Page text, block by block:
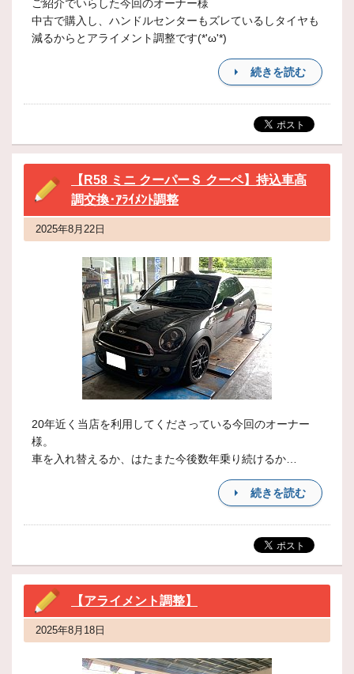
ご紹介でいらした今回のオーナー様
中古で購入し、ハンドルセンターもズレているしタイヤも
減るからとアライメント調整です(*'ω'*)
続きを読む
【R58 ミニ クーパーＳ クーペ】持込車高
調交換･ｱﾗｲﾒﾝﾄ調整
2025年8月22日
20年近く当店を利用してくださっている今回のオーナー
様。
車を入れ替えるか、はたまた今後数年乗り続けるか…
続きを読む
【アライメント調整】
2025年8月18日